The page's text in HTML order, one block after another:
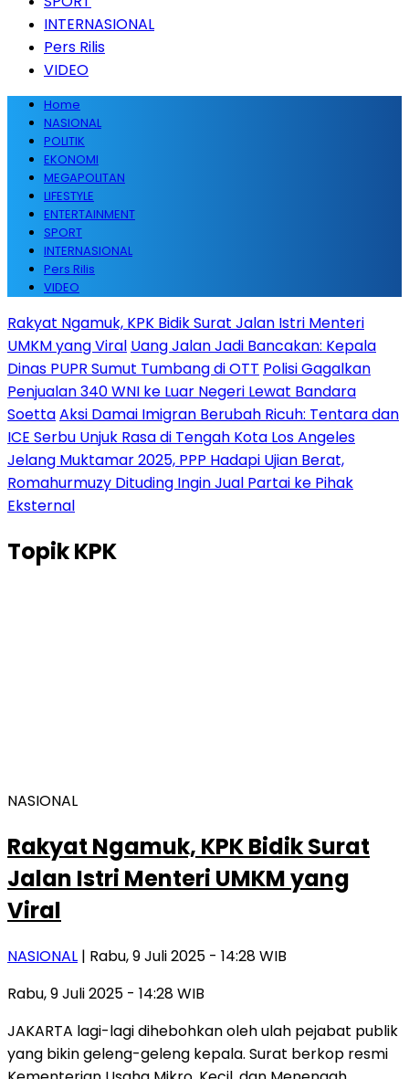
INTERNASIONAL
Pers Rilis
VIDEO
Home
NASIONAL
POLITIK
EKONOMI
MEGAPOLITAN
LIFESTYLE
ENTERTAINMENT
SPORT
INTERNASIONAL
Pers Rilis
VIDEO
Rakyat Ngamuk, KPK Bidik Surat Jalan Istri Menteri
UMKM yang Viral Uang Jalan Jadi Bancakan: Kepala
Dinas PUPR Sumut Tumbang di OTT Polisi Gagalkan
Penjualan 340 WNI ke Luar Negeri Lewat Bandara
SoettaAksi Damai Imigran Berubah Ricuh: Tentara dan
ICE Serbu Unjuk Rasa di Tengah Kota Los Angeles
Jelang Muktamar 2025, PPP Hadapi Ujian Berat,
Romahurmuzy Dituding Ingin Jual Partai ke Pihak
Eksternal
TopikKPK
NASIONAL
Rakyat Ngamuk, KPK Bidik Surat
Jalan Istri Menteri UMKM yang
Viral
NASIONAL | Rabu, 9 Juli 2025 - 14:28 WIB
Rabu, 9 Juli 2025 - 14:28 WIB
JAKARTA lagi-lagi dihebohkan oleh ulah pejabat publik
yang bikin geleng-geleng kepala. Surat berkop resmi